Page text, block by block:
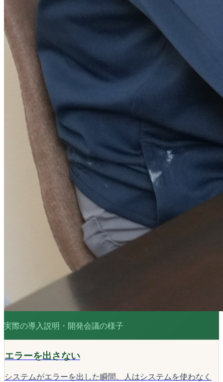
実際の導入説明・開発会議の様子
エラーを出さない
システムがエラーを出した瞬間、人はシステムを使わなく